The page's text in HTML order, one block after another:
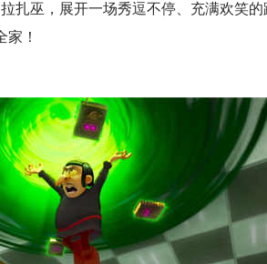
扎巫，展开一场秀逗不停、充满欢笑
！